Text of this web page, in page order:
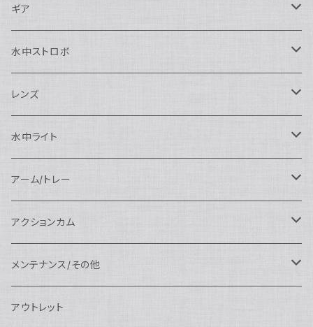
Nauticam
SEA&SEA
Canon用
Nauticam
SEA&SEA
Sony用
Nautciam
SEA&SEA
OM SYSTEM用
Nauticam
AOI
Panasonic用
Nauticam
FUJIFILM用
Nauticam
Nauticam
Nikon用
Canon用
SEA&SEA
Sony用
AOI
Nauticam
N120ドームポート
N120マクロポート
N100エクステンションリング
SEA&SEA
ドームポート
マクロポート
AOI
ドームポート
フラットポート
FIX
アクセサリー
Athena
ドームポート
ギア
AOI
OM SYSTEM用
Nauticam
SEA&SEA
水中ストロボ
SEA&SEA
アクセサリー
AOI
アクセサリー
アクセサリー
weefine
アクセサリー
レンズ
マクロコンバージョンレンズ
Nauticam
AOI
ワイドコンバージョンレンズ
Nauticam
AOI
ワイドアングルコンバージョンポート
Nauticam
レンズオプション
AOI
水中ライト
大光量 3000ルーメン以上
リングライト
FIX
オプション
weefine
アーム/トレー
アーム
SEA&SEA
Nauticam
フロートアーム
Nauticam
クランプ
アクションカム
レンズ
AOI
グリップ/トレー/アーム
メンテナンス/その他
SEA&SEA
アウトレット